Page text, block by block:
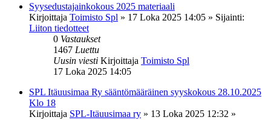
Syysedustajainkokous 2025 materiaali
Kirjoittaja Toimisto Spl » 17 Loka 2025 14:05 » Sijainti:
Liiton tiedotteet
0 Vastaukset
1467 Luettu
Uusin viesti Kirjoittaja Toimisto Spl
17 Loka 2025 14:05
SPL Itäuusimaa Ry sääntömääräinen syyskokous 28.10.2025
Klo 18
Kirjoittaja SPL-Itäuusimaa ry » 13 Loka 2025 12:32 »